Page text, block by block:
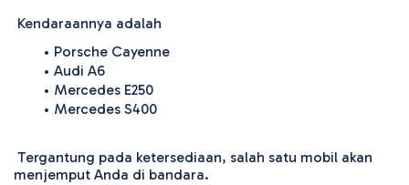
Kendaraannya adalah
Porsche Cayenne
Audi A6
Mercedes E250
Mercedes S400
menjemput Anda di bandara.